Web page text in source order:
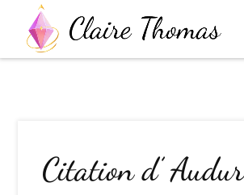
Citation d’